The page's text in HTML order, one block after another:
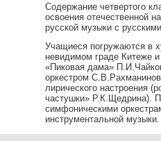
Содержание четвертого
освоения отечественной
русской музыки с
Учащиеся погружаются в
невидимом граде Китеже
«Пиковая дама»
оркестром
лирического настроения
частушки» Р.К.Щедрина).
симфоническими
инструментальной музыки.